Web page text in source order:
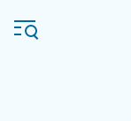
au
contenu